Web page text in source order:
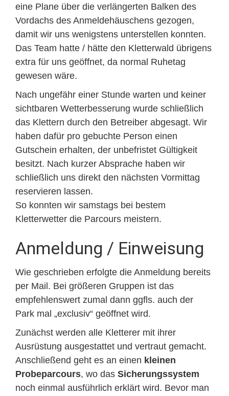
eine Plane über die verlängerten Balken des
Vordachs des Anmeldehäuschens gezogen,
damit wir uns wenigstens unterstellen konnten.
Das Team hatte / hätte den Kletterwald übrigens
extra für uns geöffnet, da normal Ruhetag
gewesen wäre.
Nach ungefähr einer Stunde warten und keiner
sichtbaren Wetterbesserung wurde schließlich
das Klettern durch den Betreiber abgesagt. Wir
haben dafür pro gebuchte Person einen
Gutschein erhalten, der unbefristet Gültigkeit
besitzt. Nach kurzer Absprache haben wir
schließlich uns direkt den nächsten Vormittag
reservieren lassen.
So konnten wir samstags bei bestem
Kletterwetter die Parcours meistern.
Anmeldung / Einweisung
Wie geschrieben erfolgte die Anmeldung bereits
per Mail. Bei größeren Gruppen ist das
empfehlenswert zumal dann ggfls. auch der
Park mal „exclusiv“ geöffnet wird.
Zunächst werden alle Kletterer mit ihrer
Ausrüstung ausgestattet und vertraut gemacht.
Anschließend geht es an einen kleinen
Probeparcours, wo das Sicherungssystem
noch einmal ausführlich erklärt wird. Bevor man